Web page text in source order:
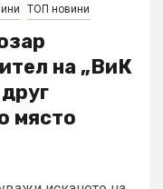
ТОП новини
на „ВиК
място